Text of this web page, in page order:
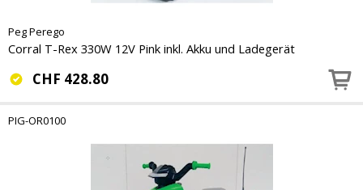
Peg Perego
Corral T-Rex 330W 12V Pink inkl. Akku und Ladegerät
CHF 428.80
PIG-OR0100